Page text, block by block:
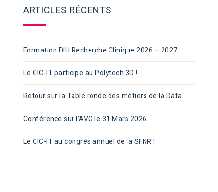
ARTICLES RÉCENTS
Formation DIU Recherche Clinique 2026 – 2027
Le CIC-IT participe au Polytech 3D !
Retour sur la Table ronde des métiers de la Data
Conférence sur l’AVC le 31 Mars 2026
Le CIC-IT au congrès annuel de la SFNR !